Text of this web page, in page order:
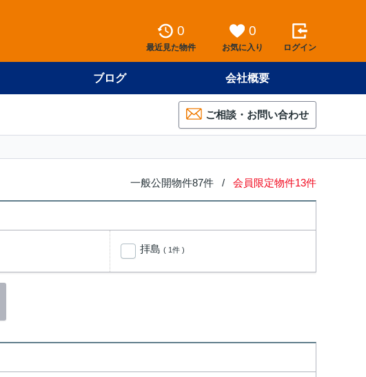
0
最近見た物件
0
お気に入り ログイン
ブログ 会社概要
ご相談・お問い合わせ
一般公開物件87件 / 会員限定物件13件
拝島 ( 1件 )